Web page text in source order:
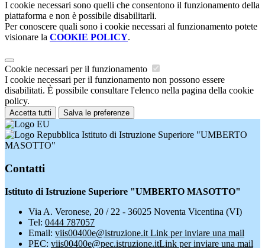
I cookie necessari sono quelli che consentono il funzionamento della
piattaforma e non è possibile disabilitarli.
Per conoscere quali sono i cookie necessari al funzionamento potete
visionare la COOKIE POLICY.
Cookie necessari per il funzionamento
I cookie necessari per il funzionamento non possono essere
disabilitati. È possibile consultare l'elenco nella pagina della cookie
policy.
Accetta tutti Salva le preferenze
Istituto di Istruzione Superiore "UMBERTO
MASOTTO"
Contatti
Istituto di Istruzione Superiore "UMBERTO MASOTTO"
Via A. Veronese, 20 / 22 - 36025 Noventa Vicentina (VI)
Tel: 0444 787057
Email: viis00400e@istruzione.it Link per inviare una mail
PEC: viis00400e@pec.istruzione.itLink per inviare una mail